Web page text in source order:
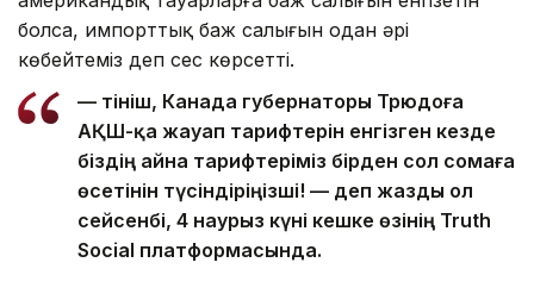
болса, импорттық баж салығын одан әрі
көбейтеміз деп сес көрсетті.
— Өтініш, Канада губернаторы Трюдоға
АҚШ-қа жауап тарифтерін енгізген кезде
біздің айна тарифтеріміз бірден сол сомаға
өсетінін түсіндіріңізші! — деп жазды ол
сейсенбі, 4 наурыз күні кешке өзінің Truth
Social платформасында.